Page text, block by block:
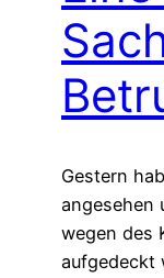
Gestern
angesehen
wegen des
aufgedeckt